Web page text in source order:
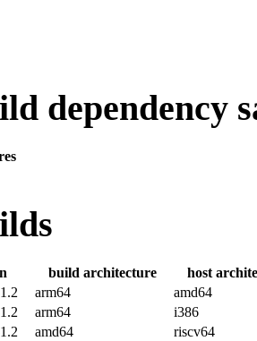
dependency
build architecture
host
arm64
amd64
arm64
i386
amd64
riscv64